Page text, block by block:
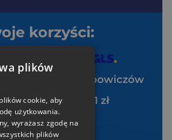
korzyści:
tylko dla klubowiczów
Art Ladies za 1 zł
uczestnictwo
plików
cookie, aby
użytkowania.
wyrażasz zgodę na
plików